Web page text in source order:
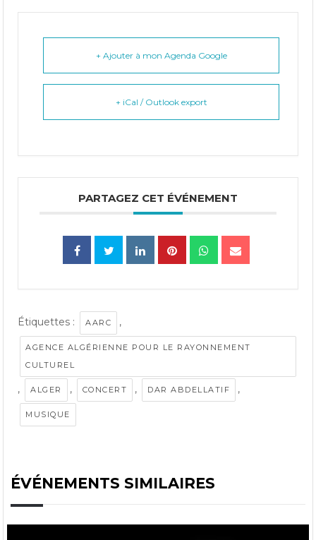
+ Ajouter à mon Agenda Google
+ iCal / Outlook export
PARTAGEZ CET ÉVÉNEMENT
Étiquettes : AARC ,
AGENCE ALGÉRIENNE POUR LE RAYONNEMENT
CULTUREL
, ALGER , CONCERT , DAR ABDELLATIF ,
MUSIQUE
ÉVÉNEMENTS SIMILAIRES